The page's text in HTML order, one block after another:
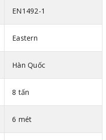
EN1492-1
Eastern
Hàn Quốc
8 tấn
6 mét